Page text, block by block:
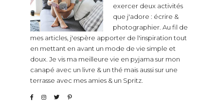
exercer deux activités
que j'adore : écrire &
photographier. Au fil de
mes articles, j'espère apporter de l'inspiration tout
en mettant en avant un mode de vie simple et
doux. Je vis ma meilleure vie en pyjama sur mon
canapé avec un livre & un thé mais aussi sur une
terrasse avec mes amies & un Spritz.